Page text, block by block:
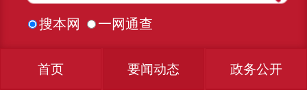
搜本网 一网通查
首页 要闻动态 政务公开